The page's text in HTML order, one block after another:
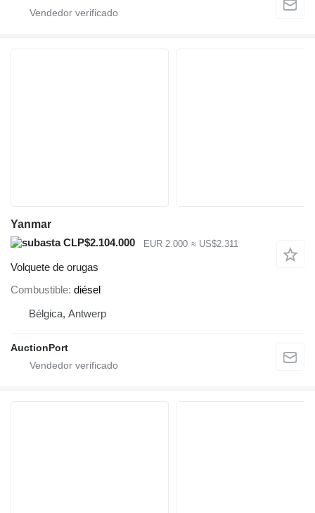
Yanmar
CLP$2.104.000
EUR 2.000 ≈ US$2.311
Volquete de orugas
Combustible diésel
Bélgica, Antwerp
AuctionPort